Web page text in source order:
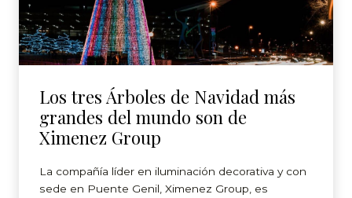
Los tres Árboles de Navidad más
grandes del mundo son de
Ximenez Group
La compañía líder en iluminación decorativa y con
sede en Puente Genil, Ximenez Group, es